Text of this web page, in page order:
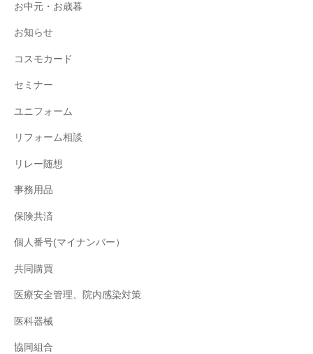
お中元・お歳暮
お知らせ
コスモカード
セミナー
ユニフォーム
リフォーム相談
リレー随想
事務用品
保険共済
個人番号(マイナンバー）
共同購買
医療安全管理、院内感染対策
医科器械
協同組合